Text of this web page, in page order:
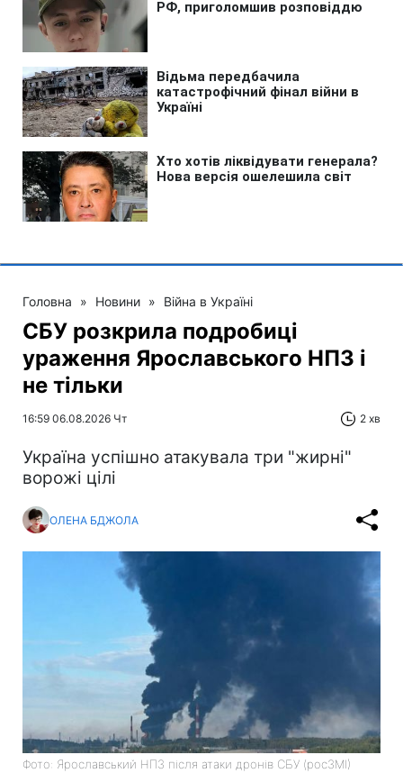
Головна » Новини » Війна в Україні
СБУ розкрила подробиці
ураження Ярославського НПЗ і
не тільки
16:59 06.08.2026 Чт 2 хв
Україна успішно атакувала три "жирні"
ворожі цілі
ОЛЕНА БДЖОЛА
Фото: Ярославський НПЗ після атаки дронів СБУ (росЗМІ)